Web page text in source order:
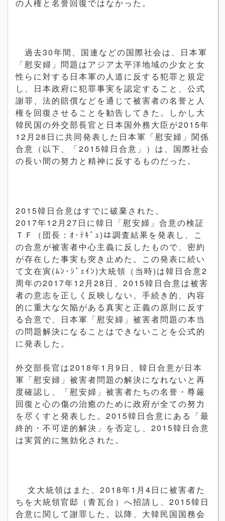
の人権と名誉回復ではなかった。
過去30年間、国連などの国際社会は、日本軍
「慰安婦」問題はアジア太平洋地域の少女と女
性らに対する日本軍の人道に反する犯罪と規定
し、日本政府に犯罪事実を認定すること、公式
謝罪、法的賠償などを通じて被害者の名誉と人
権を回復させることを勧告してきた。しかし大
韓民国の外交部長官と日本国外務大臣が2015年
12月28日に共同発表した日本軍「慰安婦」関係
合意（以下、「2015韓日合意」）は、国際社会
の長い間の努力と精神に反するものだった。
2015韓日合意はすでに破棄された。
2017年12月27日に韓日「慰安婦」合意の検証
ＴＦ（団長：ｵ･ﾃｷﾞｭ)は調査結果を発表し、こ
の合意が被害者中心主義に反したもので、密約
が存在した事実も突き止めた。この発表に続い
て文在寅(ﾑﾝ･ｼﾞｪｲﾝ)大統領（当時)は韓日合意2
周年の2017年12月28日、2015韓日合意は被害
者の意志を正しく反映しない、手続き的、内容
的に重大な欠陥がある真実と正義の原則に反す
る合意で、日本軍「慰安婦」被害者問題の本当
の問題解決になることはできないことを公式的
に発表した。
外交部長官は2018年1月9日、韓日合意が日本
軍「慰安婦」被害者問題の解決になれないと再
度確認し、「慰安婦」被害者たちの名誉・尊厳
回復と心の傷の治癒のために政府が全ての努力
を尽くすと発表した。2015韓日合意にある「最
終的・不可逆的解決」を否定し、2015韓日合意
は実質的に無効化された。
文大統領はまた、2018年1月4日に被害者た
ちを大統領官邸（青瓦台）へ招請し、2015韓日
合意に関して謝罪した。以降、大韓民国国務会